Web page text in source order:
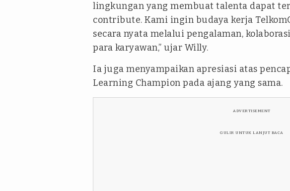
lingkungan yang membuat talenta dapat
contribute. Kami ingin budaya kerja
secara nyata melalui pengalaman,
para karyawan,” ujar Willy.
Ia juga menyampaikan apresiasi atas
Learning Champion pada ajang yang sama.
ADVERTISEMENT
GULIR UNTUK LANJUT BACA